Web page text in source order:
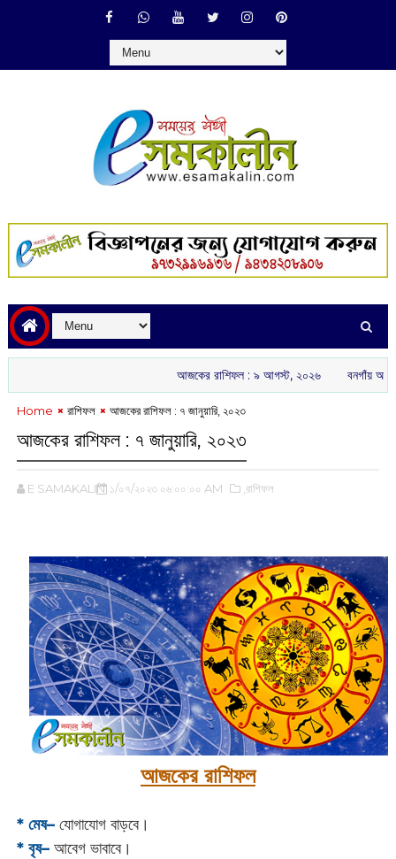
আজকের রাশিফল :‌ ‌‌৯ আগস্ট, ২০২৬ বনগাঁয় অখিল
Home রাশিফল আজকের রাশিফল : ৭ জানুয়ারি, ২০২৩
আজকের রাশিফল : ৭ জানুয়ারি, ২০২৩
E SAMAKALIN ১/০৭/২০২৩ ০৬:০০:০০ AM ,রাশিফল
আজকের রাশিফল
* মেষ–যোগাযোগ বাড়বে।
* বৃষ–আবেগ ভাবাবে।